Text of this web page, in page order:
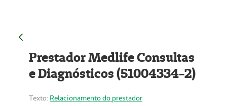
Prestador Medlife Consultas
e Diagnósticos (51004334-2)
Texto: Relacionamento do prestador